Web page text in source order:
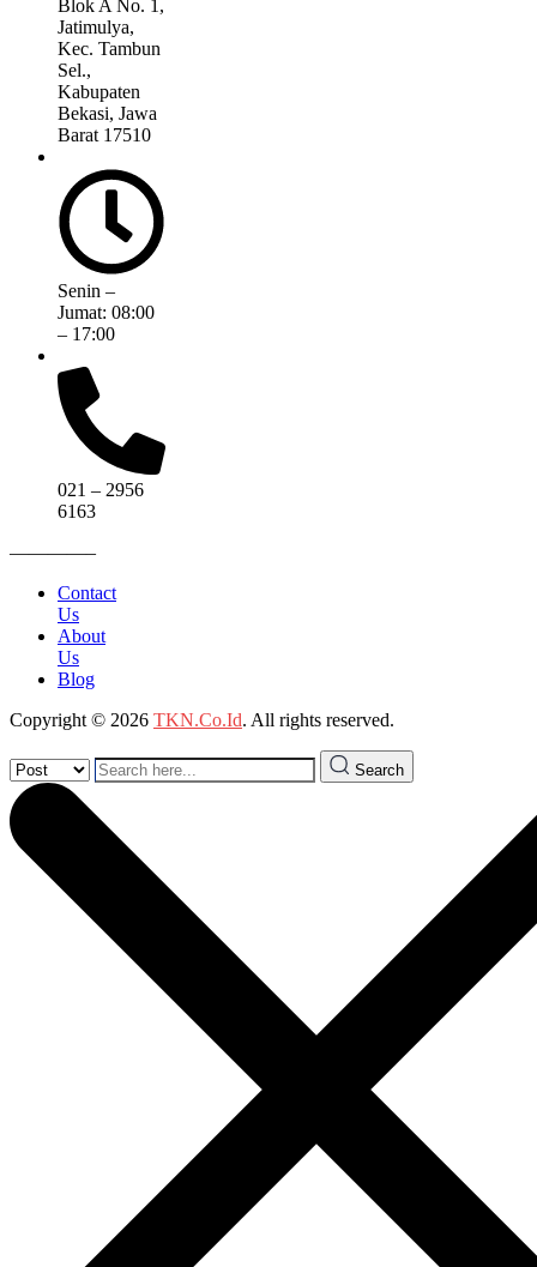
Blok A No. 1,
Jatimulya,
Kec. Tambun
Sel.,
Kabupaten
Bekasi, Jawa
Barat 17510
Senin –
Jumat: 08:00
– 17:00
021 – 2956
6163
————–
Contact
Us
About
Us
Blog
Copyright © 2026 TKN.Co.Id. All rights reserved.
Search